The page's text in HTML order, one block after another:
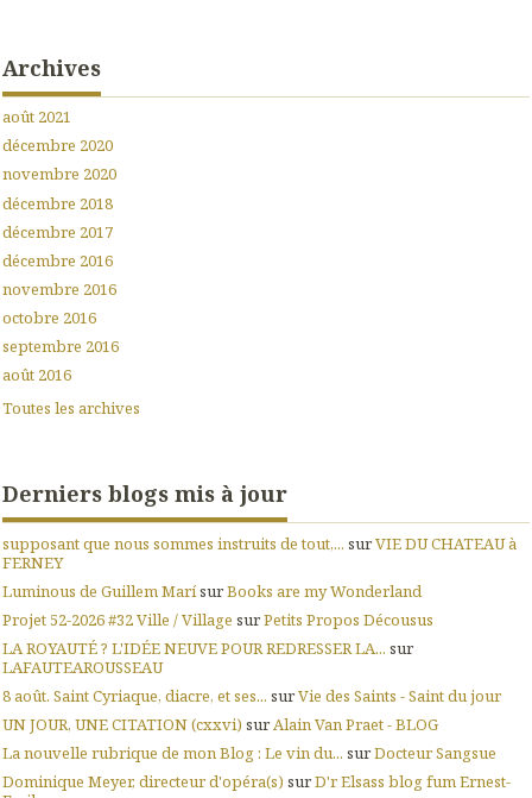
Archives
août 2021
décembre 2020
novembre 2020
décembre 2018
décembre 2017
décembre 2016
novembre 2016
octobre 2016
septembre 2016
août 2016
Toutes les archives
Derniers blogs mis à jour
supposant que nous sommes instruits de tout,... surVIE DU CHATEAU à
FERNEY
Luminous de Guillem MarísurBooks are my Wonderland
Projet 52-2026 #32 Ville / Village surPetits Propos Décousus
LA ROYAUTÉ ? L'IDÉE NEUVE POUR REDRESSER LA... sur
LAFAUTEAROUSSEAU
8 août. Saint Cyriaque, diacre, et ses... surVie des Saints - Saint du jour
UN JOUR, UNE CITATION (cxxvi) surAlain Van Praet - BLOG
La nouvelle rubrique de mon Blog : Le vin du... surDocteur Sangsue
Dominique Meyer, directeur d'opéra(s) surD'r Elsass blog fum Ernest-